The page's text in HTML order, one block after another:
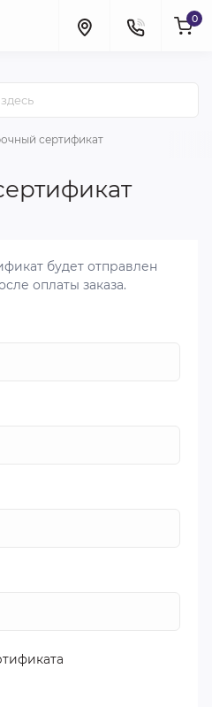
0
сертификат
будет отправлен
оплаты заказа.